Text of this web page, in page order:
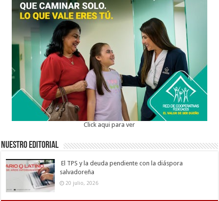
Click aqui para ver
Nuestro Editorial
El TPS y la deuda pendiente con la diáspora
salvadoreña
20 julio, 2026